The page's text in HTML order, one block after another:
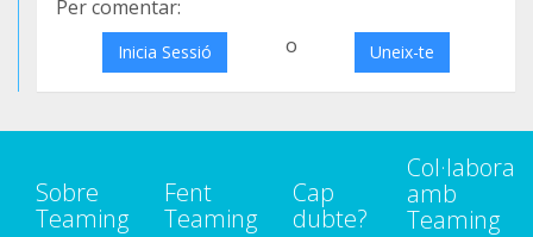
Per comentar:
Inicia Sessió o Uneix-te
Sobre
Teaming
Fent
Teaming
Cap
dubte?
Col·labora
amb
Teaming